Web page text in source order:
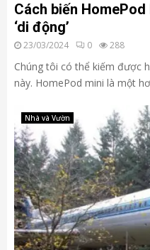
Cách biến
‘di động’
23/03/2024 0 288
Chúng tôi có thể kiếm được
này. HomePod mini là một
Nhà và Vườn